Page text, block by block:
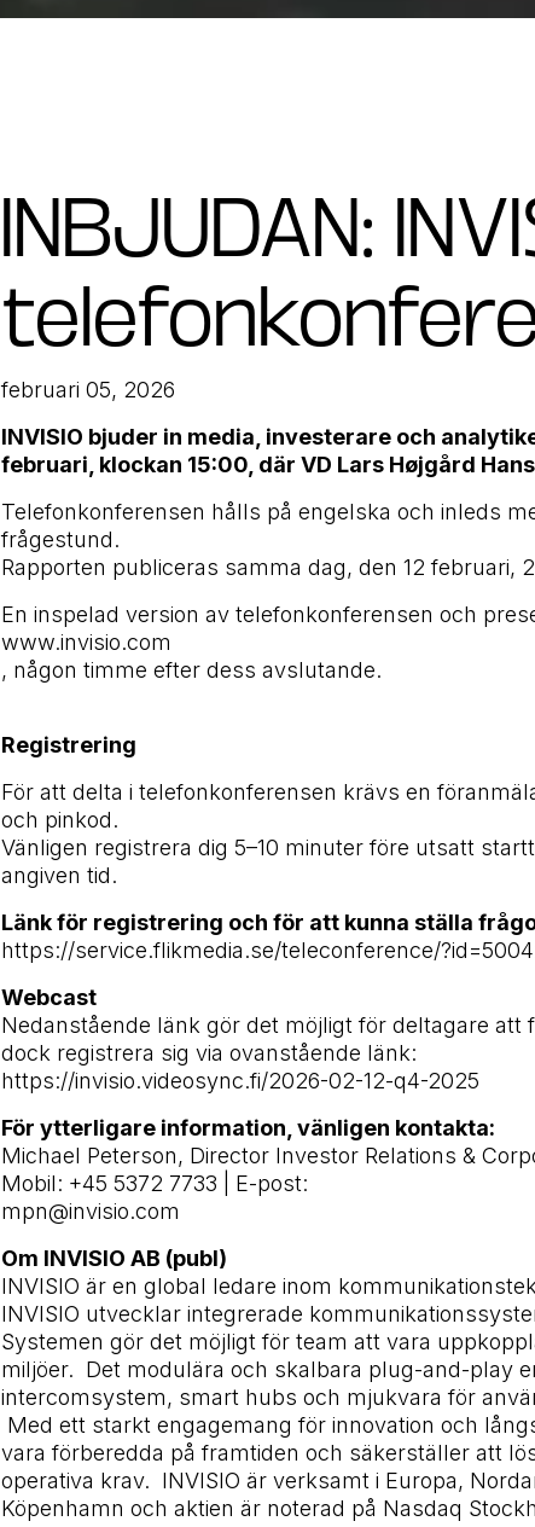
INBJUDAN:
februari 05, 2026
INVISIO bjuder in media, investerare och
februari, klockan 15:00, där VD Lars Højgård
Telefonkonferensen hålls på engelska och inleds
frågestund.
Rapporten publiceras samma dag, den 12 februari,
En inspelad version av telefonkonferensen och
www.invisio.com
, någon timme efter dess avslutande.
Registrering
För att delta i telefonkonferensen krävs en
och pinkod.
Vänligen registrera dig 5–10 minuter före utsatt
angiven tid.
Länk för registrering och för att kunna ställa
https://service.flikmedia.se/teleconference/
Webcast
Nedanstående länk gör det möjligt för deltagare
dock registrera sig via ovanstående länk:
https://invisio.videosync.fi/2026-02-12-q4-2025
För ytterligare information, vänligen kontakta:
Michael Peterson, Director Investor Relations &
Mobil: +45 5372 7733 | E-post:
mpn@invisio.com
Om INVISIO AB (publ)
INVISIO är en global ledare inom
INVISIO utvecklar integrerade
Systemen gör det möjligt för team att vara
miljöer. Det modulära och skalbara plug-and-play
intercomsystem, smart hubs och mjukvara för
Med ett starkt engagemang för innovation och
vara förberedda på framtiden och säkerställer att
operativa krav. INVISIO är verksamt i Europa,
Köpenhamn och aktien är noterad på Nasdaq